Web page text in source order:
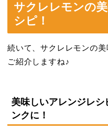
サクレレモンの
シピ！
続いて、サクレレモンの美
ご紹介しますね♪
美味しいアレンジレ
ンクに！